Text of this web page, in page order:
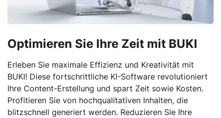
Optimieren Sie Ihre Zeit mit BUKI
Erleben Sie maximale Effizienz und Kreativität mit
BUKI! Diese fortschrittliche KI-Software revolutioniert
Ihre Content-Erstellung und spart Zeit sowie Kosten.
Profitieren Sie von hochqualitativen Inhalten, die
blitzschnell generiert werden. Reduzieren Sie Ihre